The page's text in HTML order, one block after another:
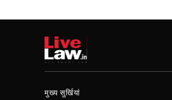
मुख्य सुर्खियां